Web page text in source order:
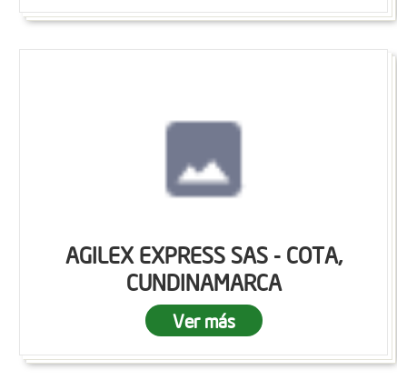
AGILEX EXPRESS SAS - COTA,
CUNDINAMARCA
Ver más